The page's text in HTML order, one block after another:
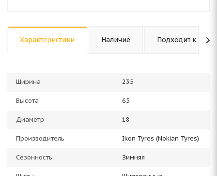
Характеристики Наличие Подходит к авто
Ширина 235
Высота 65
Диаметр 18
Производитель Ikon Tyres (Nokian Tyres)
Сезонность Зимняя